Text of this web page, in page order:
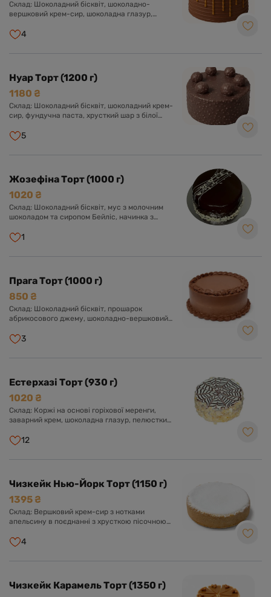
Склад: Шоколадний бісквіт, шоколадно-
вершковий крем-сир, шоколадна глазур,
Оформлений арахісом і солоною карамеллю.
4
Нуар Торт (1200 г)
1180 ₴
Склад: Шоколадний бісквіт, шоколадний крем-
сир, фундучна паста, хрусткий шар з білої
шоколадом і фундуком.
5
Жозефіна Торт (1000 г)
1020 ₴
Склад: Шоколадний бісквіт, мус з молочним
шоколадом та сиропом Бейліс, начинка з
1
Прага Торт (1000 г)
850 ₴
Склад: Шоколадний бісквіт, прошарок
абрикосового джему, шоколадно-вершковий
3
Естерхазі Торт (930 г)
1020 ₴
Склад: Коржі на основі горіхової меренги,
заварний крем, шоколадна глазур, пелюстки
12
Чизкейк Нью-Йорк Торт (1150 г)
1395 ₴
Склад: Вершковий крем-сир з нотками
апельсину в поєднанні з хрусткою пісочною
4
Чизкейк Карамель Торт (1350 г)